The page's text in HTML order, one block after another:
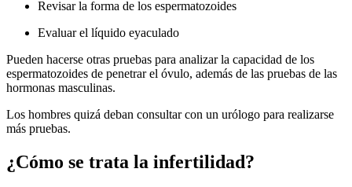
Revisar la forma de los espermatozoides
Evaluar el líquido eyaculado
Pueden hacerse otras pruebas para analizar la capacidad de los
espermatozoides de penetrar el óvulo, además de las pruebas de las
hormonas masculinas.
Los hombres quizá deban consultar con un urólogo para realizarse
más pruebas.
¿Cómo se trata la infertilidad?